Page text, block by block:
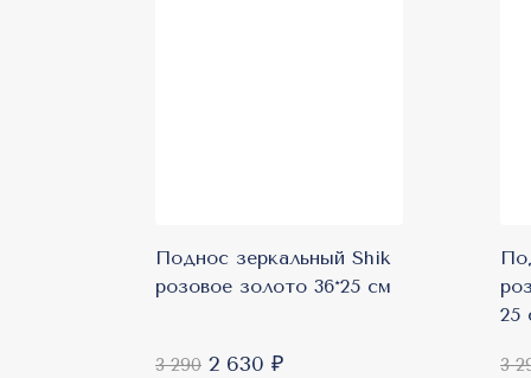
Поднос зеркальный Shik
розовое золото 36*25 см
3 290 2 630 ₽
25
3